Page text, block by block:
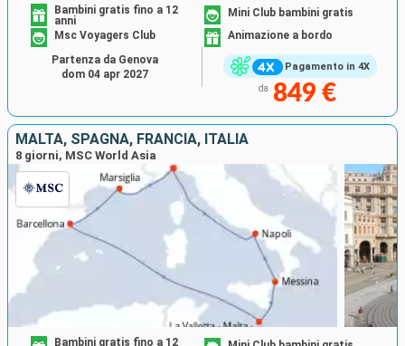
Pagamento in 4X
Bambini gratis fino a 12
anni
Mini Club bambini gratis
Msc Voyagers Club
Animazione a bordo
da 849 €
Partenza da Genova
dom 04 apr 2027
MALTA, SPAGNA, FRANCIA, ITALIA
8 giorni, MSC World Asia
Bambini gratis fino a 12